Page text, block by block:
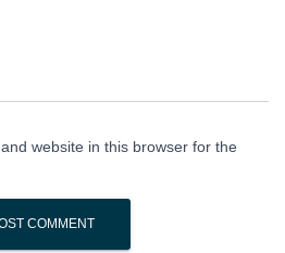
website in this browser for the